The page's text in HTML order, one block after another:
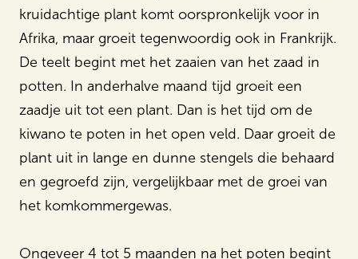
kruidachtige plant komt oorspronkelijk voor in
Afrika, maar groeit tegenwoordig ook in Frankrijk.
De teelt begint met het zaaien van het zaad in
potten. In anderhalve maand tijd groeit een
zaadje uit tot een plant. Dan is het tijd om de
kiwano te poten in het open veld. Daar groeit de
plant uit in lange en dunne stengels die behaard
en gegroefd zijn, vergelijkbaar met de groei van
het komkommergewas.
Ongeveer 4 tot 5 maanden na het poten begint